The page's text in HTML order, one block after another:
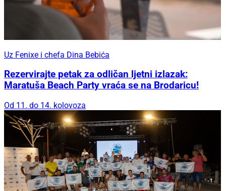
Uz Fenixe i chefa Dina Bebića
Rezervirajte petak za odličan ljetni izlazak:
Maratuša Beach Party vraća se na Brodaricu!
Od 11. do 14. kolovoza